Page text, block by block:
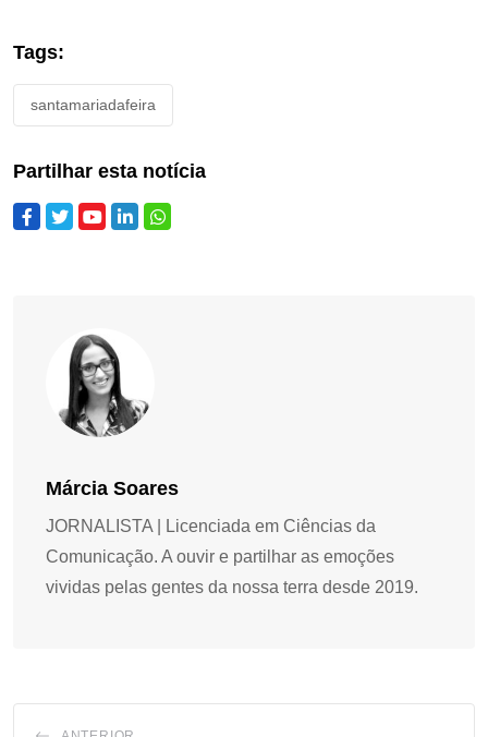
Tags:
santamariadafeira
Partilhar esta notícia
Márcia Soares
JORNALISTA | Licenciada em Ciências da
Comunicação. A ouvir e partilhar as emoções
vividas pelas gentes da nossa terra desde 2019.